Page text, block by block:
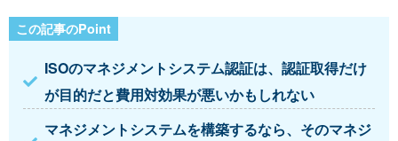
ISOのマネジメントシステム認証は、認証取得だけ
が目的だと費用対効果が悪いかもしれない
マネジメントシステムを構築するなら、そのマネジ